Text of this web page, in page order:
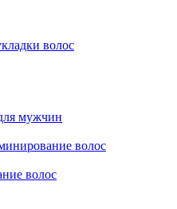
волос
мужчин
волос
волос